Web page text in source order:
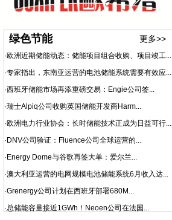
绿色节能 更多>>
·欧洲近期储能动态：储能项目组合收购、项目竣工...
·专家指出，东南亚运营的电池储能系统需要有效应...
·西班牙储能市场再添重磅交易：Engie公司签...
·瑞士Alpiq公司收购英国储能开发商Harm...
·欧洲电力行业协会：长时储能技术正成为日益可行...
· DNV公司验证：Fluence公司全球运营的...
· Energy Dome与谷歌再签大单：爱尔兰...
·澳大利亚运营的电网规模电池储能系统6月收入达...
·Grenergy公司计划在西班牙部署680M...
·总储能容量接近1GWh！Neoen公司在法国...